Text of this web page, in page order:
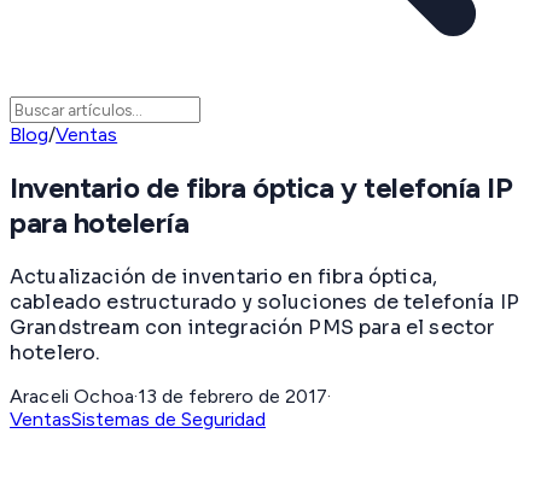
Blog/Ventas
Inventario de fibra óptica y telefonía IP
para hotelería
Actualización de inventario en fibra óptica,
cableado estructurado y soluciones de telefonía IP
Grandstream con integración PMS para el sector
hotelero.
Araceli Ochoa·13 de febrero de 2017·
VentasSistemas de Seguridad